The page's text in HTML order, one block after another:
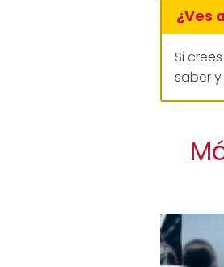
¿Ves
Si
saber